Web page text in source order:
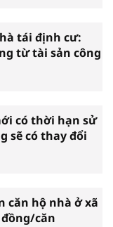
tái định cư:
từ tài sản công
có thời hạn sử
sẽ có thay đổi
căn hộ nhà ở xã
căn